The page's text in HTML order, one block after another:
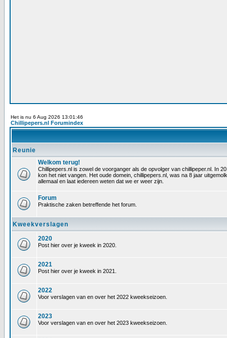
Het is nu 6 Aug 2026 13:01:46
Chillipepers.nl Forumindex
Reunie
Welkom terug!
Chillipepers.nl is zowel de voorganger als de opvolger van chillipeper.nl. In
kon het niet vangen. Het oude domein, chillipepers.nl, was na 8 jaar
allemaal en laat iedereen weten dat we er weer zijn.
Forum
Praktische zaken betreffende het forum.
Kweekverslagen
2020
Post hier over je kweek in 2020.
2021
Post hier over je kweek in 2021.
2022
Voor verslagen van en over het 2022 kweekseizoen.
2023
Voor verslagen van en over het 2023 kweekseizoen.